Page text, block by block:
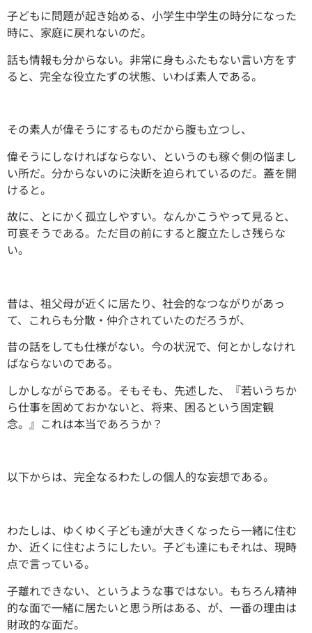
子どもに問題が起き始める、小学生中学生の時分になった
時に、家庭に戻れないのだ。
話も情報も分からない。非常に身もふたもない言い方をす
ると、完全な役立たずの状態、いわば素人である。
その素人が偉そうにするものだから腹も立つし、
偉そうにしなければならない、というのも稼ぐ側の悩まし
い所だ。分からないのに決断を迫られているのだ。蓋を開
けると。
故に、とにかく孤立しやすい。なんかこうやって見ると、
可哀そうである。ただ目の前にすると腹立たしさ残らな
い。
昔は、祖父母が近くに居たり、社会的なつながりがあっ
て、これらも分散・仲介されていたのだろうが、
昔の話をしても仕様がない。今の状況で、何とかしなけれ
ばならないのである。
しかしながらである。そもそも、先述した、『若いうちか
ら仕事を固めておかないと、将来、困るという固定観
念。』これは本当であろうか？
以下からは、完全なるわたしの個人的な妄想である。
わたしは、ゆくゆく子ども達が大きくなったら一緒に住む
か、近くに住むようにしたい。子ども達にもそれは、現時
点で言っている。
子離れできない、というような事ではない。もちろん精神
的な面で一緒に居たいと思う所はある、が、一番の理由は
財政的な面だ。